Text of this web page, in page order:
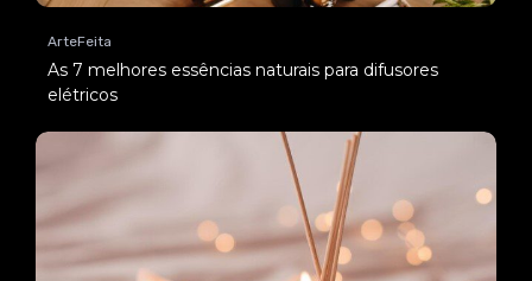
ArteFeita
As 7 melhores essências naturais para difusores
elétricos